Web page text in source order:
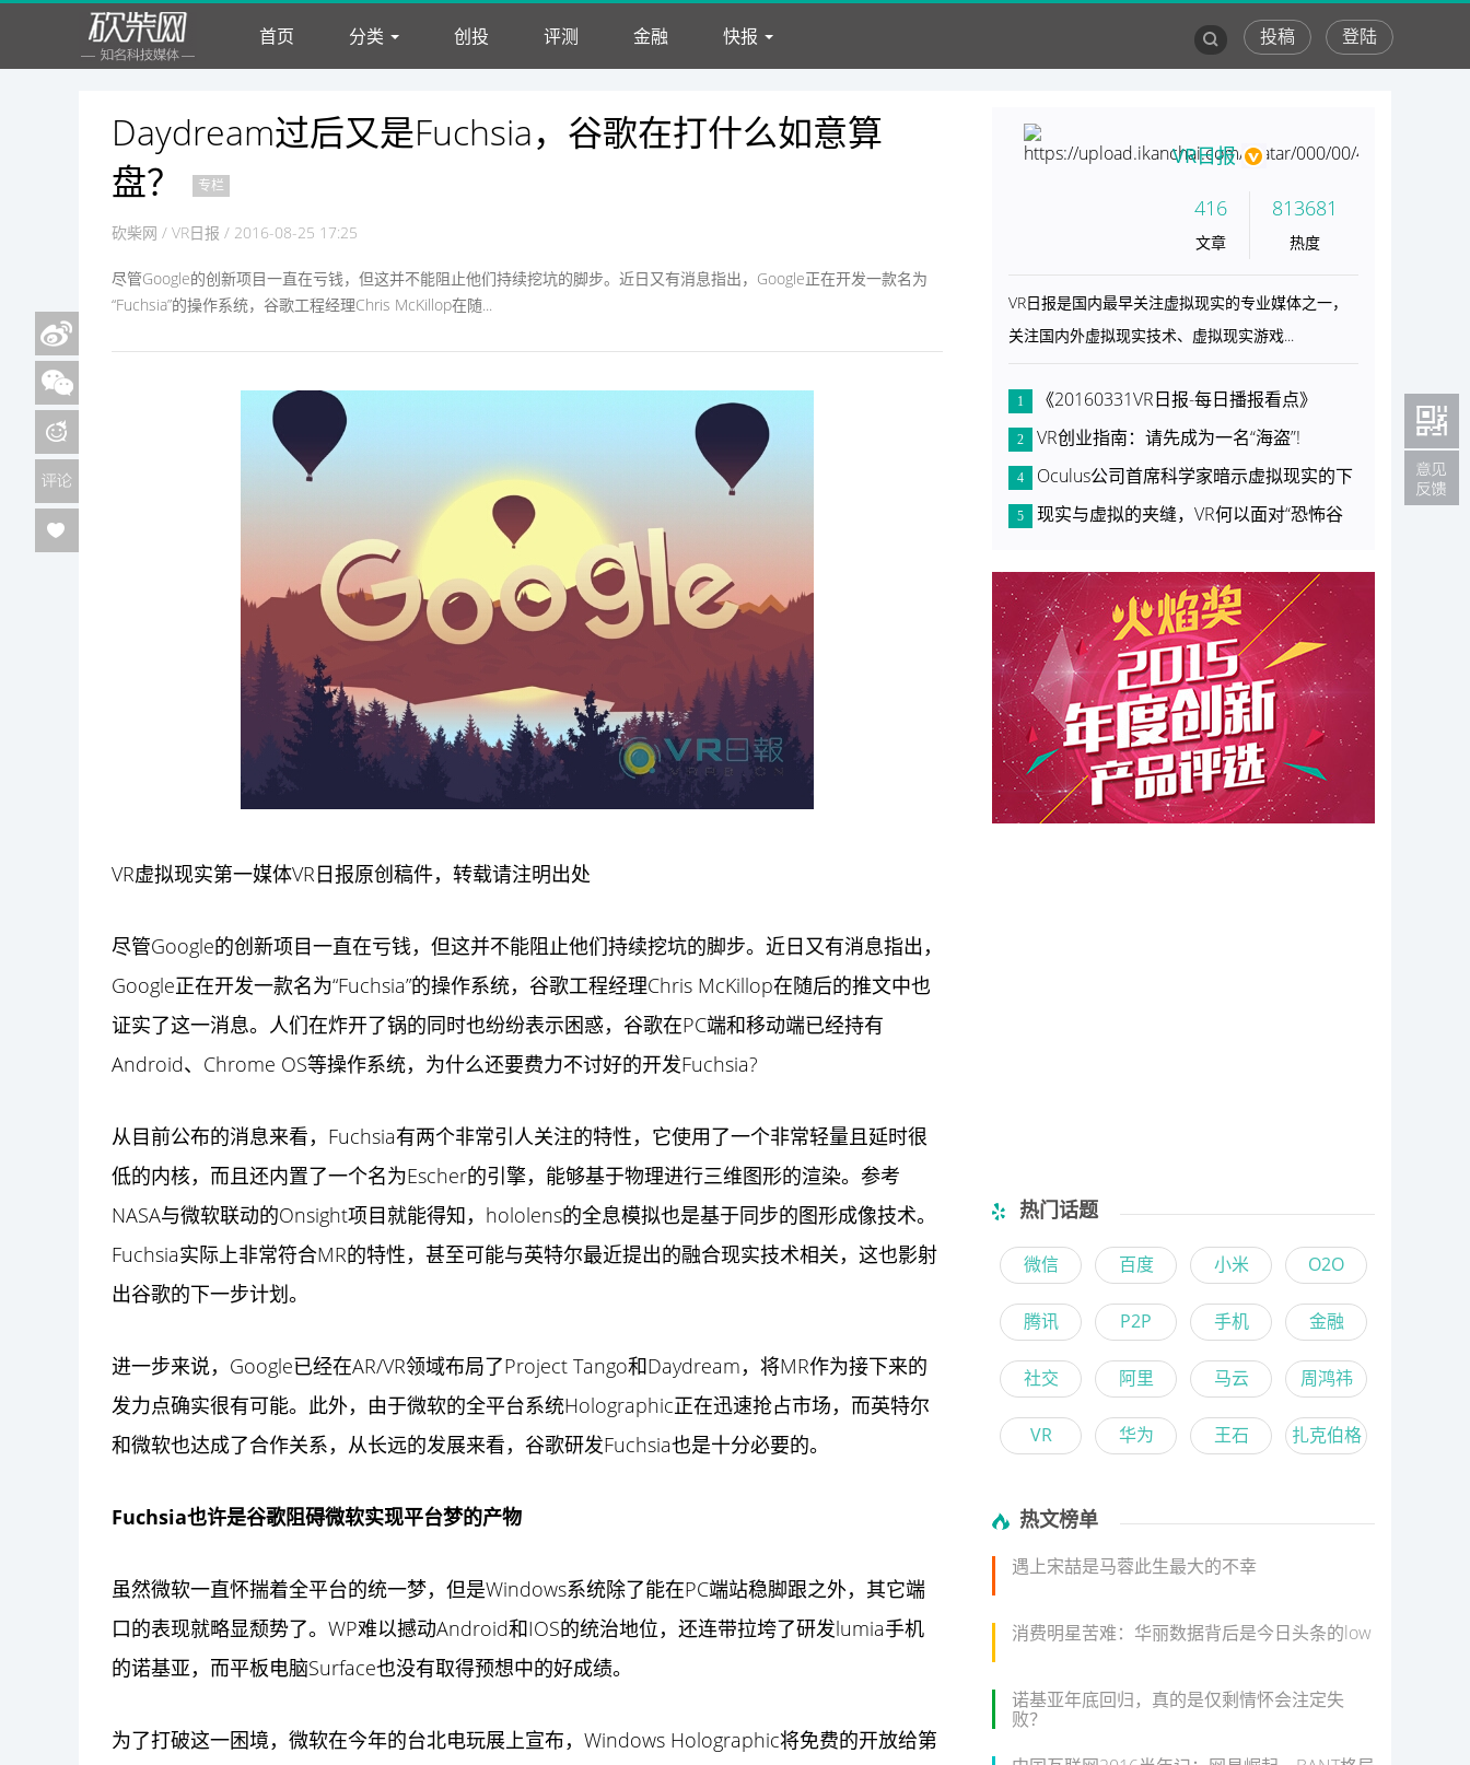
首页 分类 创投 评测 金融 快报 登陆
投稿
Daydream过后又是Fuchsia，谷歌在打什么如意算
盘？
专栏
砍柴网 / VR日报 / 2016-08-25 17:25
尽管Google的创新项目一直在亏钱，但这并不能阻止他们持续挖坑的脚步。近日又有消息指出，Google正在开发一款名为
“Fuchsia”的操作系统，谷歌工程经理Chris McKillop在随...
VR虚拟现实第一媒体VR日报原创稿件，转载请注明出处
尽管Google的创新项目一直在亏钱，但这并不能阻止他们持续挖坑的脚步。近日又有消息指出，
Google正在开发一款名为“Fuchsia”的操作系统，谷歌工程经理Chris McKillop在随后的推文中也
证实了这一消息。人们在炸开了锅的同时也纷纷表示困惑，谷歌在PC端和移动端已经持有
Android、Chrome OS等操作系统，为什么还要费力不讨好的开发Fuchsia?
从目前公布的消息来看，Fuchsia有两个非常引人关注的特性，它使用了一个非常轻量且延时很
低的内核，而且还内置了一个名为Escher的引擎，能够基于物理进行三维图形的渲染。参考
NASA与微软联动的Onsight项目就能得知，hololens的全息模拟也是基于同步的图形成像技术。
Fuchsia实际上非常符合MR的特性，甚至可能与英特尔最近提出的融合现实技术相关，这也影射
出谷歌的下一步计划。
进一步来说，Google已经在AR/VR领域布局了Project Tango和Daydream，将MR作为接下来的
发力点确实很有可能。此外，由于微软的全平台系统Holographic正在迅速抢占市场，而英特尔
和微软也达成了合作关系，从长远的发展来看，谷歌研发Fuchsia也是十分必要的。
Fuchsia也许是谷歌阻碍微软实现平台梦的产物
虽然微软一直怀揣着全平台的统一梦，但是Windows系统除了能在PC端站稳脚跟之外，其它端
口的表现就略显颓势了。WP难以撼动Android和IOS的统治地位，还连带拉垮了研发lumia手机
的诺基亚，而平板电脑Surface也没有取得预想中的好成绩。
为了打破这一困境，微软在今年的台北电玩展上宣布，Windows Holographic将免费的开放给第
VR日报
416
文章
813681
热度
VR日报是国内最早关注虚拟现实的专业媒体之一，
关注国内外虚拟现实技术、虚拟现实游戏...
1 《20160331VR日报-每日播报看点》
2 VR创业指南：请先成为一名“海盗”!
4 Oculus公司首席科学家暗示虚拟现实的下
5 现实与虚拟的夹缝，VR何以面对“恐怖谷
热门话题
微信 百度 小米 O2O
腾讯 P2P 手机 金融
社交 阿里 马云 周鸿祎
VR 华为 王石 扎克伯格
热文榜单
遇上宋喆是马蓉此生最大的不幸
消费明星苦难：华丽数据背后是今日头条的low
诺基亚年底回归，真的是仅剩情怀会注定失
败？